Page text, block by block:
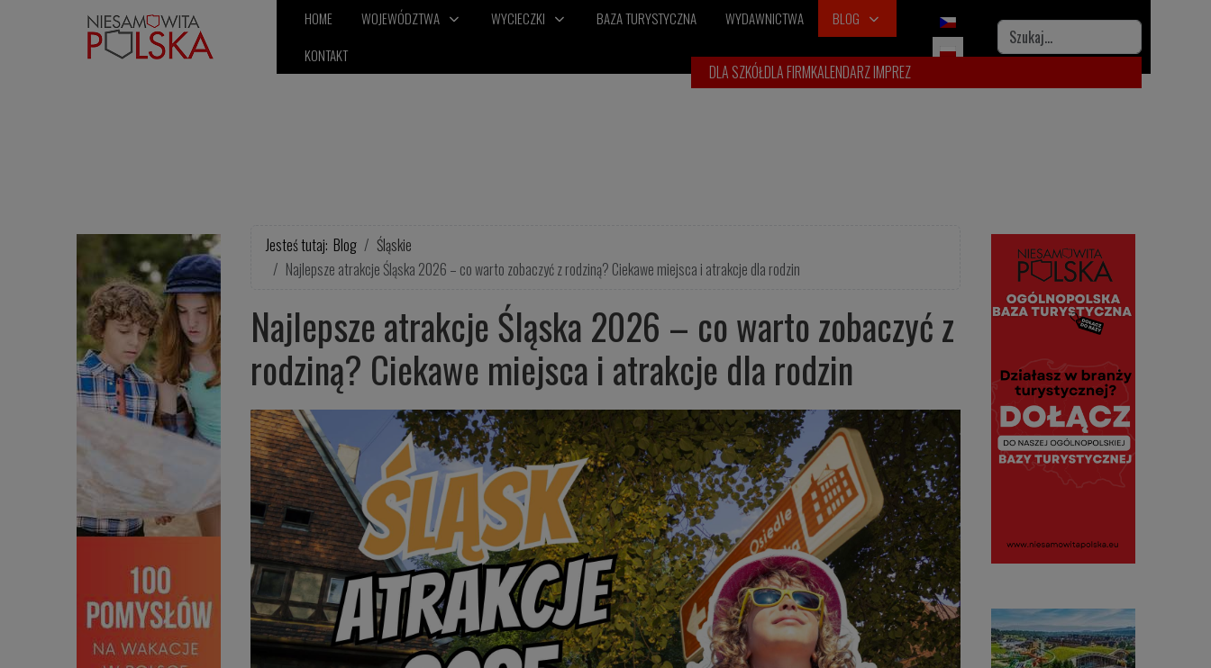
HOME WOJEWÓDZTWA WYCIECZKI BAZA TURYSTYCZNA WYDAWNICTWA
BLOG
KONTAKT
DLA SZKÓŁDLA FIRMKALENDARZ IMPREZ
Wybierz swój język
Szukaj
Jesteś tutaj: Blog
Śląskie
Najlepsze atrakcje Śląska 2026 – co warto zobaczyć z rodziną? Ciekawe miejsca i atrakcje dla rodzin
Najlepsze atrakcje Śląska 2026 – co warto zobaczyć z
rodziną? Ciekawe miejsca i atrakcje dla rodzin